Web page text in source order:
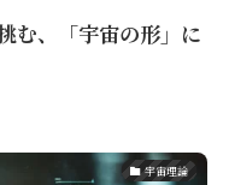
む、「宇宙の形」に
宇宙理論